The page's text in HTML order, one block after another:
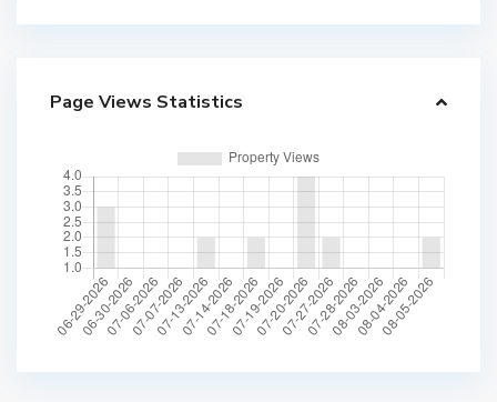
Page Views Statistics